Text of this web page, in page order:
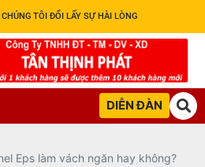
TÔI ĐỔI LẤY SỰ HÀI LÒNG
DIỄN ĐÀN
Eps làm vách ngăn hay không?